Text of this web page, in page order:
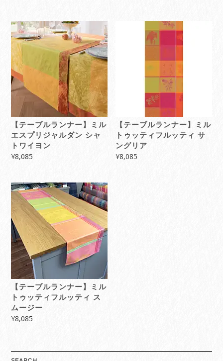
【テーブルランナー】ミル
エスプリジャルダン シャ
トワイヨン
¥8,085
【テーブルランナー】ミル
トゥッティフルッティ サ
ングリア
¥8,085
【テーブルランナー】ミル
トゥッティフルッティ ス
ムージー
¥8,085